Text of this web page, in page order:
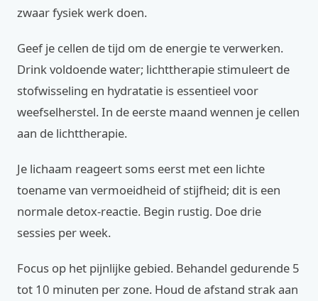
zwaar fysiek werk doen.
Geef je cellen de tijd om de energie te verwerken.
Drink voldoende water; lichttherapie stimuleert de
stofwisseling en hydratatie is essentieel voor
weefselherstel. In de eerste maand wennen je cellen
aan de lichttherapie.
Je lichaam reageert soms eerst met een lichte
toename van vermoeidheid of stijfheid; dit is een
normale detox-reactie. Begin rustig. Doe drie
sessies per week.
Focus op het pijnlijke gebied. Behandel gedurende 5
tot 10 minuten per zone. Houd de afstand strak aan